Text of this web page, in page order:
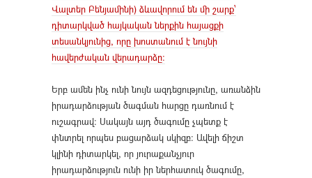
Վալտեր Բենյամինի) ձևավորում են մի շարք՝
դիտարկված հայկական ներքին հայացքի
տեսանկյունից, որը խոստանում է նույնի
հավերժական վերադարձը։
Երբ ամեն ինչ ունի նույն ազդեցությունը, առանձին
իրադարձության ծագման հարցը դառնում է
ուշագրավ։ Սակայն այդ ծագումը չպետք է
փնտրել որպես բացարձակ սկիզբ։ Ավելի ճիշտ
կլինի դիտարկել, որ յուրաքանչյուր
իրադարձություն ունի իր ներհատուկ ծագումը,